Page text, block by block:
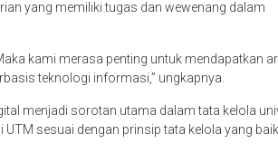
yang memiliki tugas dan wewenang dalam
kami merasa penting untuk mendapatkan
teknologi informasi,” ungkapnya.
menjadi sorotan utama dalam tata kelola
sesuai dengan prinsip tata kelola yang